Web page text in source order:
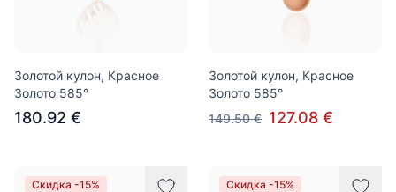
Золотой кулон, Красное
Золото 585°
180.92 €
Золотой кулон, Красное
Золото 585°
149.50 € 127.08 €
Скидка -15% Скидка -15%